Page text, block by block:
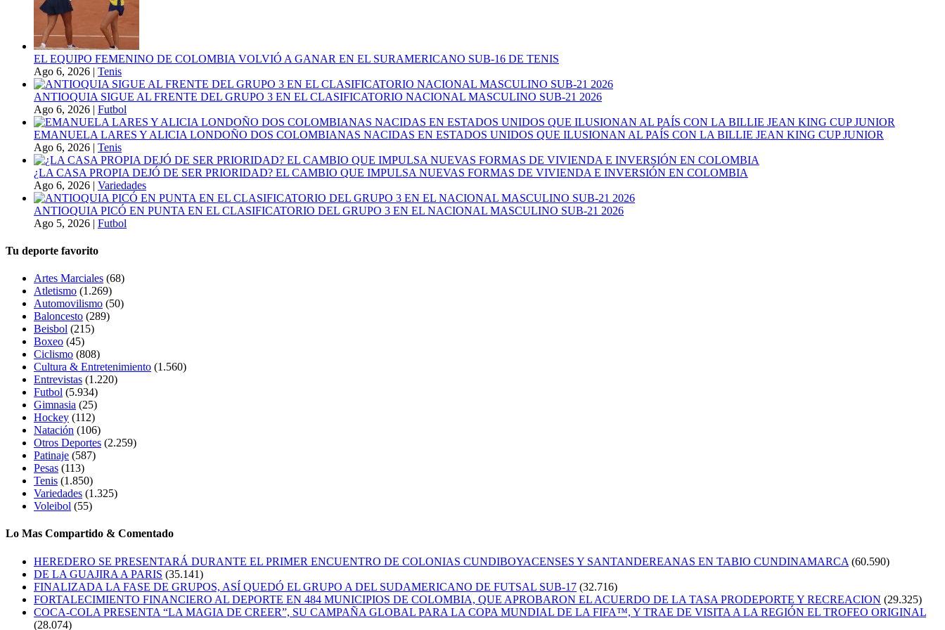
EL EQUIPO FEMENINO DE COLOMBIA VOLVIÓ A GANAR EN EL SURAMERICANO SUB-16 DE TENIS
Ago 6, 2026 | Tenis
ANTIOQUIA SIGUE AL FRENTE DEL GRUPO 3 EN EL CLASIFICATORIO NACIONAL MASCULINO SUB-21 2026
Ago 6, 2026 | Futbol
EMANUELA LARES Y ALICIA LONDOÑO DOS COLOMBIANAS NACIDAS EN ESTADOS UNIDOS QUE ILUSIONAN AL PAÍS CON LA BILLIE JEAN KING CUP JUNIOR
Ago 6, 2026 | Tenis
¿LA CASA PROPIA DEJÓ DE SER PRIORIDAD? EL CAMBIO QUE IMPULSA NUEVAS FORMAS DE VIVIENDA E INVERSIÓN EN COLOMBIA
Ago 6, 2026 | Variedades
ANTIOQUIA PICÓ EN PUNTA EN EL CLASIFICATORIO DEL GRUPO 3 EN EL NACIONAL MASCULINO SUB-21 2026
Ago 5, 2026 | Futbol
Tu deporte favorito
Artes Marciales (68)
Atletismo (1.269)
Automovilismo (50)
Baloncesto (289)
Beisbol (215)
Boxeo (45)
Ciclismo (808)
Cultura & Entretenimiento (1.560)
Entrevistas (1.220)
Futbol (5.934)
Gimnasia (25)
Hockey (112)
Natación (106)
Otros Deportes (2.259)
Patinaje (587)
Pesas (113)
Tenis (1.850)
Variedades (1.325)
Voleibol (55)
Lo Mas Compartido & Comentado
HEREDERO SE PRESENTARÁ DURANTE EL PRIMER ENCUENTRO DE COLONIAS CUNDIBOYACENSES Y SANTANDEREANAS EN TABIO CUNDINAMARCA (60.590)
DE LA GUAJIRA A PARIS (35.141)
FINALIZADA LA FASE DE GRUPOS, ASÍ QUEDÓ EL GRUPO A DEL SUDAMERICANO DE FUTSAL SUB-17 (32.716)
FORTALECIMIENTO FINANCIERO AL DEPORTE EN 484 MUNICIPIOS DE COLOMBIA, QUE APROBARON EL ACUERDO DE LA TASA PRODEPORTE Y RECREACION (29.325)
COCA-COLA PRESENTA “LA MAGIA DE CREER”, SU CAMPAÑA GLOBAL PARA LA COPA MUNDIAL DE LA FIFA™, Y TRAE DE VISITA A LA REGIÓN EL TROFEO ORIGINAL
(28.074)